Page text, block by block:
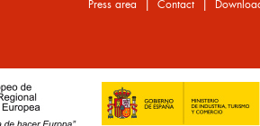
Press area | Contact|